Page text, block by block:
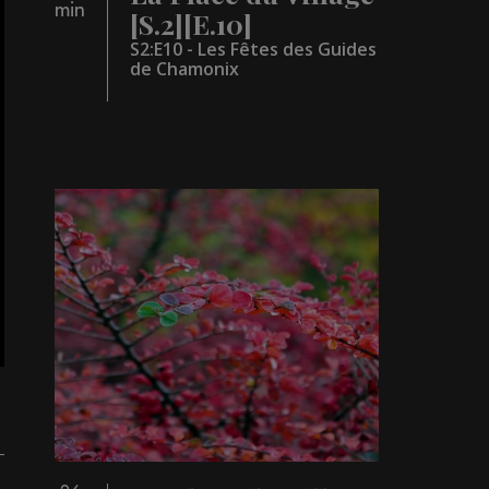
min
[S.2][E.10]
S2:E10 - Les Fêtes des Guides
de Chamonix